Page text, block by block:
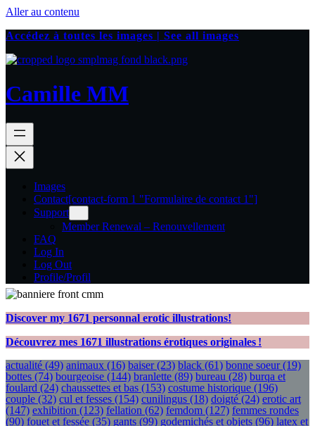
Aller au contenu
Accédez à toutes les images | See all images
Camille MM
Images
Contact[contact-form 1 "Formulaire de contact 1"]
Support
Member Renewal – Renouvellement
FAQ
Log In
Log Out
Profile/Profil
Discover my 1671 personnal erotic illustrations!
Découvrez mes 1671 illustrations érotiques originales !
actualité (49) animaux (16) baiser(23) black (61) bonne soeur(19)
bottes (74) bourgeoise (144) branlette (89) bureau (28) burqa et
foulard (24) chaussettes et bas (153) costume historique (196)
couple (32) cul et fesses (154) cunilingus (18) doigté (24) erotic art
(147) exhibition (123) fellation (62) femdom (127) femmes rondes
(90) fouet et fessée (35) gants (99) godemichés et objets (96) latex et